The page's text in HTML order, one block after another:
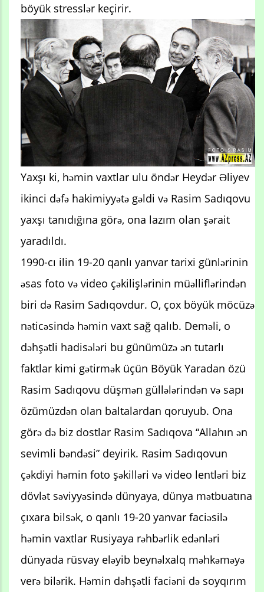
böyük stresslər keçirir.
Yaxşı ki, həmin vaxtlar ulu öndər Heydər Əliyev
ikinci dəfə hakimiyyətə gəldi və Rasim Sadıqovu
yaxşı tanıdığına görə, ona lazım olan şərait
yaradıldı.
1990-cı ilin 19-20 qanlı yanvar tarixi günlərinin
əsas foto və video çəkilişlərinin müəlliflərindən
biri də Rasim Sadıqovdur. O, çox böyük möcüzə
nəticəsində həmin vaxt sağ qalıb. Deməli, o
dəhşətli hadisələri bu günümüzə ən tutarlı
faktlar kimi gətirmək üçün Böyük Yaradan özü
Rasim Sadıqovu düşmən güllələrindən və sapı
özümüzdən olan baltalardan qoruyub. Ona
görə də biz dostlar Rasim Sadıqova “Allahın ən
sevimli bəndəsi” deyirik. Rasim Sadıqovun
çəkdiyi həmin foto şəkilləri və video lentləri biz
dövlət səviyyəsində dünyaya, dünya mətbuatına
çıxara bilsək, o qanlı 19-20 yanvar faciəsilə
həmin vaxtlar Rusiyaya rəhbərlik edənləri
dünyada rüsvay eləyib beynəlxalq məhkəməyə
verə bilərik. Həmin dəhşətli faciəni də soyqırım